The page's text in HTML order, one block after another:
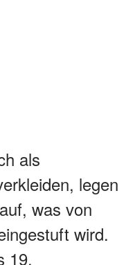
als
legen
was von
wird.
19.